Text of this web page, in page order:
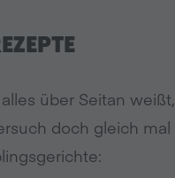
über Seitan
doch gleich mal